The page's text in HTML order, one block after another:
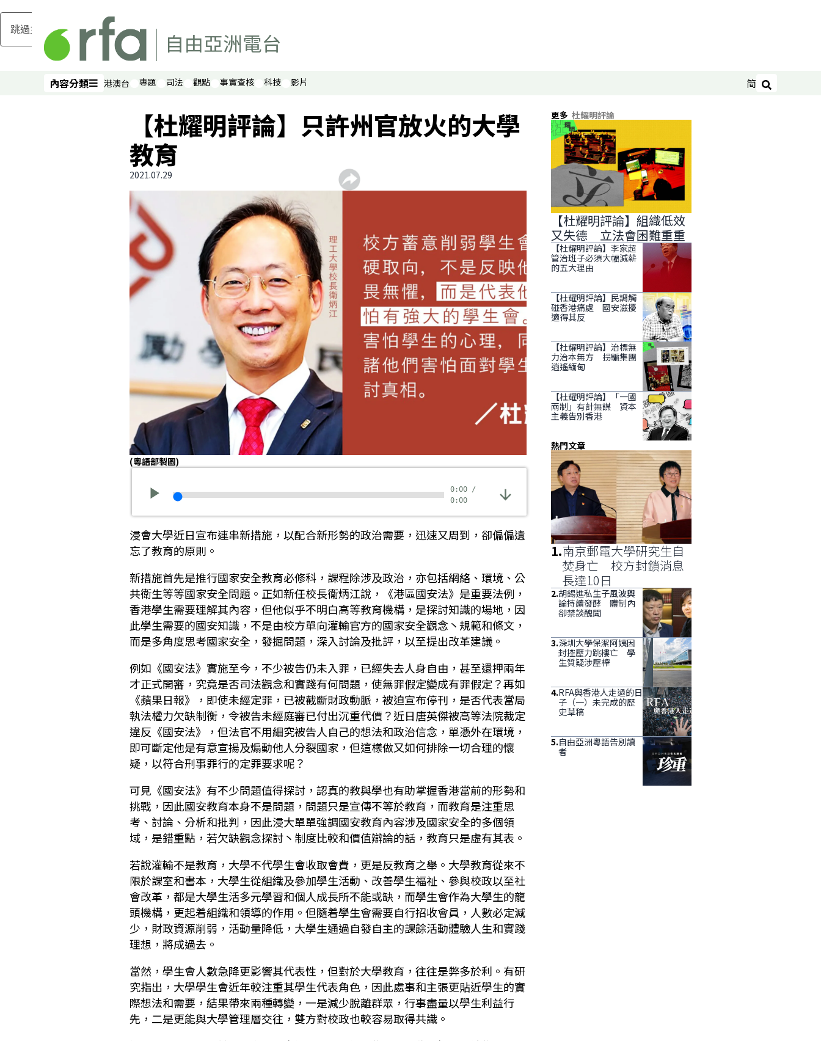
跳過主要內容
內容分類
內容分類 港澳台 專題 司法 觀點 事實查核 科技 影片 简 搜尋
【杜耀明評論】只許州官放火的大學
教育
2021.07.29
(粵語部製圖)
0:00 /
0:00
浸會大學近日宣布連串新措施，以配合新形勢的政治需要，迅速又周到，卻偏偏遺
忘了教育的原則。
新措施首先是推行國家安全教育必修科，課程除涉及政治，亦包括網絡、環境、公
共衛生等等國家安全問題。正如新任校長衞炳江說，《港區國安法》是重要法例，
香港學生需要理解其內容，但他似乎不明白高等教育機構，是探討知識的場地，因
此學生需要的國安知識，不是由校方單向灌輸官方的國家安全觀念丶規範和條文，
而是多角度思考國家安全，發掘問題，深入討論及批評，以至提出改革建議。
例如《國安法》實施至今，不少被告仍未入罪，已經失去人身自由，甚至還押兩年
才正式開審，究竟是否司法觀念和實踐有何問題，使無罪假定變成有罪假定？再如
《蘋果日報》，即使未經定罪，已被截斷財政動脈，被迫宣布停刊，是否代表當局
執法權力欠缺制衡，令被告未經庭審已付出沉重代價？近日唐英傑被高等法院裁定
違反《國安法》，但法官不用細究被告人自己的想法和政治信念，單憑外在環境，
即可斷定他是有意宣揚及煽動他人分裂國家，但這樣做又如何排除一切合理的懷
疑，以符合刑事罪行的定罪要求呢？
可見《國安法》有不少問題值得探討，認真的教與學也有助掌握香港當前的形勢和
挑戰，因此國安教育本身不是問題，問題只是宣傳不等於教育，而教育是注重思
考、討論、分析和批判，因此浸大單單強調國安教育內容涉及國家安全的多個領
域，是錯重點，若欠缺觀念探討丶制度比較和價值辯論的話，教育只是虛有其表。
若說灌輸不是教育，大學不代學生會收取會費，更是反教育之舉。大學教育從來不
限於課室和書本，大學生從組織及參加學生活動、改善學生福祉、參與校政以至社
會改革，都是大學生活多元學習和個人成長所不能或缺，而學生會作為大學生的龍
頭機構，更起着組織和領導的作用。但隨着學生會需要自行招收會員，人數必定減
少，財政資源削弱，活動量降低，大學生通過自發自主的課餘活動體驗人生和實踐
理想，將成過去。
當然，學生會人數急降更影響其代表性，但對於大學教育，往往是弊多於利。有研
究指出，大學學生會近年較注重其學生代表角色，因此處事和主張更貼近學生的實
際想法和需要，結果帶來兩種轉變，一是減少脫離群眾，行事盡量以學生利益行
先，二是更能與大學管理層交往，雙方對校政也較容易取得共識。
更多 杜耀明評論
【杜耀明評論】組織低效
又失德 立法會困難重重
【杜耀明評論】李家超
管治班子必須大幅減薪
的五大理由
【杜耀明評論】民調觸
碰香港痛處 國安滋擾
適得其反
【杜耀明評論】治標無
力治本無方 拐騙集團
逍遙緬甸
【杜耀明評論】「一國
兩制」有計無謀 資本
主義告別香港
熱門文章
1.南京郵電大學研究生自
焚身亡 校方封鎖消息
長達10日
2.胡錫進私生子風波輿
論持續發酵 體制內
卻禁談醜聞
3.深圳大學保潔阿姨因
封控壓力跳樓亡 學
生質疑涉壓榨
4.RFA與香港人走過的日
子（一）未完成的歷
史草稿
5.自由亞洲粵語告別讀
者